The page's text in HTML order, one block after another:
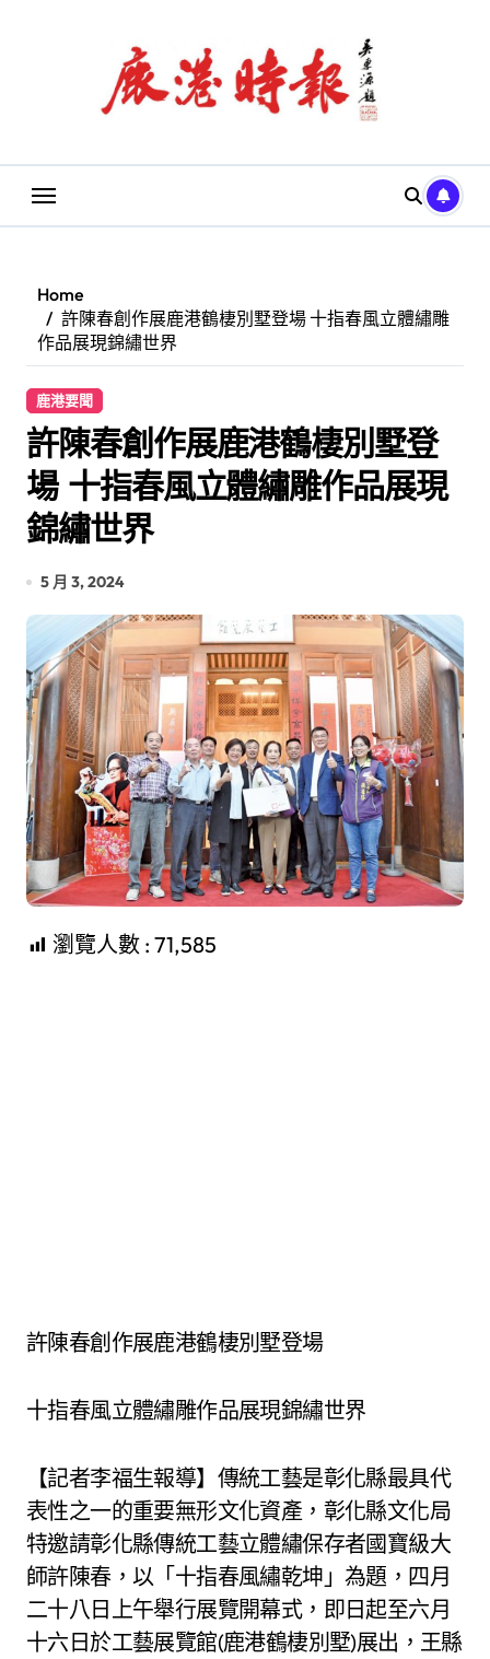
Home
許陳春創作展鹿港鶴棲別墅登場 十指春風立體繡雕
作品展現錦繡世界
鹿港要聞
許陳春創作展鹿港鶴棲別墅登
場 十指春風立體繡雕作品展現
錦繡世界
5 月 3, 2024
瀏覽人數 : 71,585
許陳春創作展鹿港鶴棲別墅登場
十指春風立體繡雕作品展現錦繡世界
【記者李福生報導】傳統工藝是彰化縣最具代
表性之一的重要無形文化資產，彰化縣文化局
特邀請彰化縣傳統工藝立體繡保存者國寶級大
師許陳春，以「十指春風繡乾坤」為題，四月
二十八日上午舉行展覽開幕式，即日起至六月
十六日於工藝展覽館(鹿港鶴棲別墅)展出，王縣